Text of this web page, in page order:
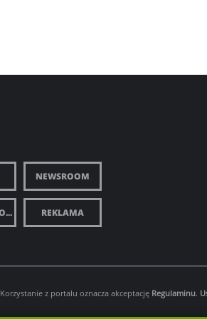
NEWSROOM
O GRACH W KOMÓRCE REKLAMA
Korzystanie z portalu oznacza akceptację Regulaminu.